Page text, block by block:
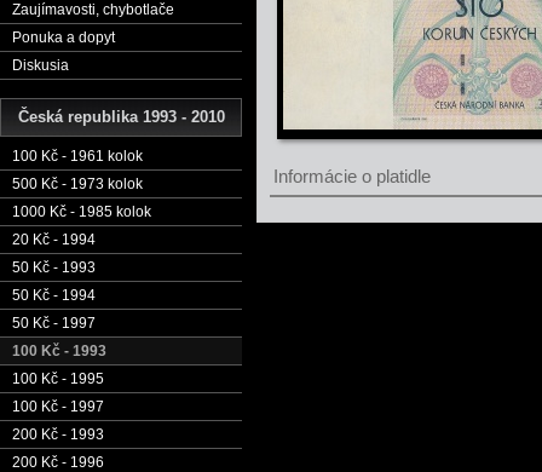
Zaujímavosti, chybotlače
Ponuka a dopyt
Diskusia
Česká republika 1993 - 2010
100 Kč - 1961 kolok
500 Kč - 1973 kolok
1000 Kč - 1985 kolok
20 Kč - 1994
50 Kč - 1993
50 Kč - 1994
50 Kč - 1997
100 Kč - 1993
100 Kč - 1995
100 Kč - 1997
200 Kč - 1993
200 Kč - 1996
Informácie o platidle